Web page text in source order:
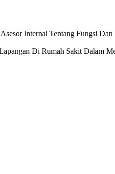
Internal Tentang Fungsi
Di Rumah Sakit Dalam